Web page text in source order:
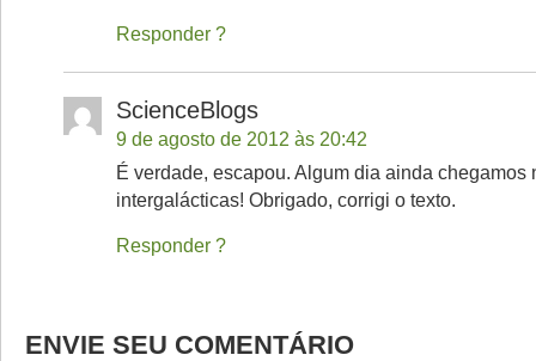
Responder
ScienceBlogs
9 de agosto de 2012 às 20:42
É verdade, escapou. Algum dia ainda chegamos
intergalácticas! Obrigado, corrigi o texto.
Responder
ENVIE SEU COMENTÁRIO